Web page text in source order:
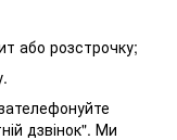
або розстрочку;
дзвінок". Ми